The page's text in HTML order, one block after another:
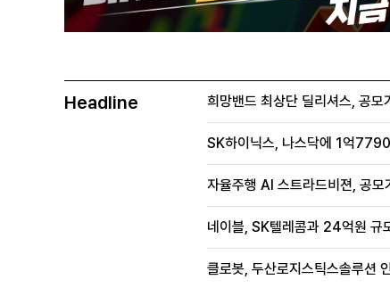
Headline 희망밴드 최상단 딜리셔스, 공
SK하이닉스, 나스닥에 1억
자율주행 AI 스트라드비젼, 공
네이블, SK텔레콤과 24억원 규
클로봇, 두산로지스틱스솔루션